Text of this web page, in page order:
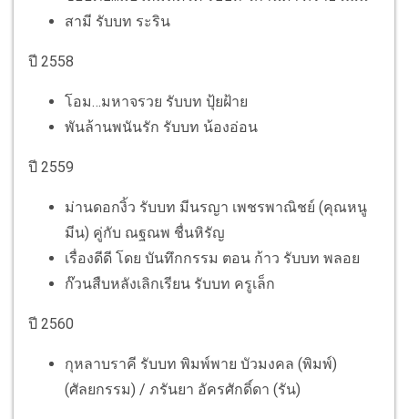
สามี รับบท ระริน
ปี 2558
โอม…มหาจรวย รับบท ปุ้ยฝ้าย
พันล้านพนันรัก รับบท น้องอ่อน
ปี 2559
ม่านดอกงิ้ว รับบท มีนรญา เพชรพาณิชย์ (คุณหนู
มีน) คู่กับ ณฐณพ ชื่นหิรัญ
เรื่องดีดี โดย บันทึกกรรม ตอน ก้าว รับบท พลอย
ก๊วนสืบหลังเลิกเรียน รับบท ครูเล็ก
ปี 2560
กุหลาบราคี รับบท พิมพ์พาย บัวมงคล (พิมพ์)
(ศัลยกรรม) / ภรันยา อัครศักดิ์ดา (รัน)